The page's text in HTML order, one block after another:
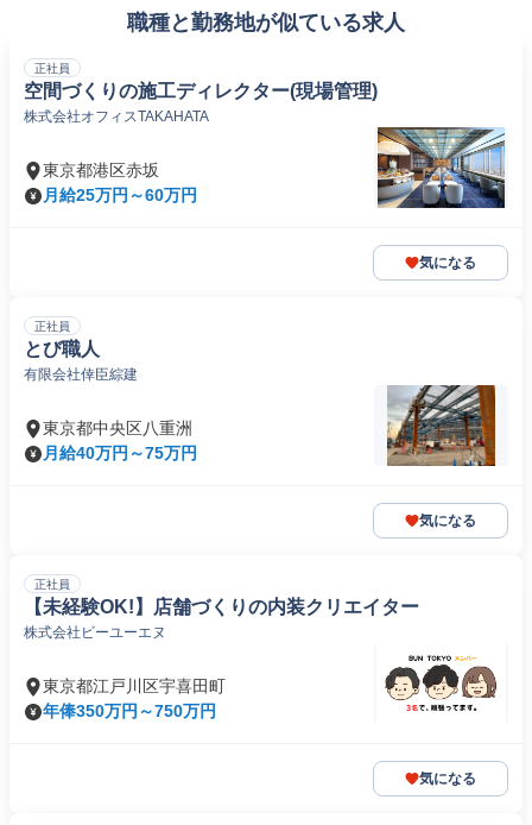
職種と勤務地が似ている求人
正社員
空間づくりの施工ディレクター(現場管理)
株式会社オフィスTAKAHATA
東京都港区赤坂
月給25万円～60万円
気になる
正社員
とび職人
有限会社倖臣綜建
東京都中央区八重洲
月給40万円～75万円
気になる
正社員
【未経験OK!】店舗づくりの内装クリエイター
株式会社ビーユーエヌ
東京都江戸川区宇喜田町
年俸350万円～750万円
気になる